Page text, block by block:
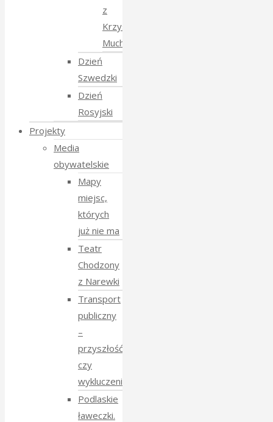
z
Krzysztofem
Mucharskim
Dzień
Szwedzki
Dzień
Rosyjski
Projekty
Media
obywatelskie
Mapy
miejsc,
których
już nie ma
Teatr
Chodzony
z Narewki
Transport
publiczny
–
przyszłość
czy
wykluczenie?
Podlaskie
ławeczki.